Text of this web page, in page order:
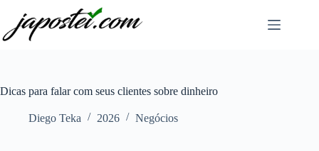
conteúdo
Dicas para falar com seus clientes sobre dinheiro
Diego Teka 2026 Negócios